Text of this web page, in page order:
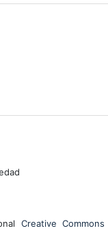
Creative Commons